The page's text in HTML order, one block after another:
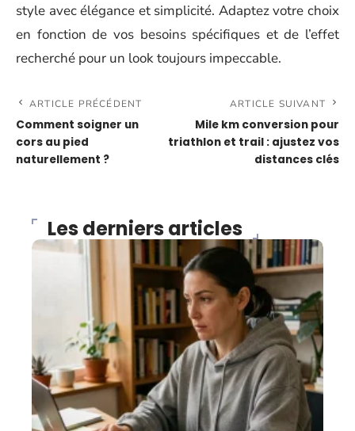
style avec élégance et simplicité. Adaptez votre choix
en fonction de vos besoins spécifiques et de l’effet
recherché pour un look toujours impeccable.
ARTICLE PRÉCÉDENT
Comment soigner un
cors au pied
naturellement ?
ARTICLE SUIVANT
Mile km conversion pour
triathlon et trail : ajustez vos
distances clés
Les derniers articles